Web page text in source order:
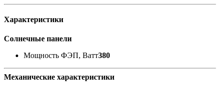
Характеристики
Солнечные панели
Мощность ФЭП, Ватт380
Механические характеристики